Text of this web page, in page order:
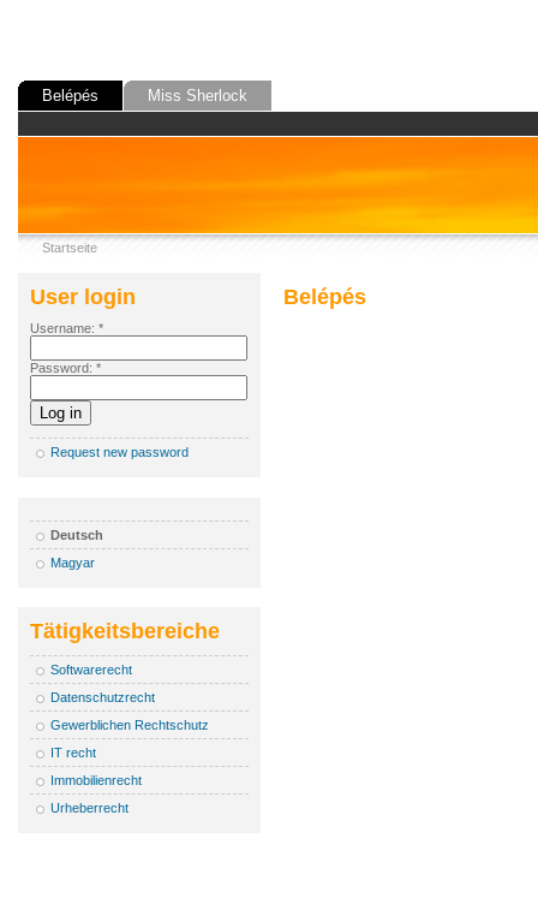
Belépés Miss Sherlock
Startseite
User login
Username: *
Password: *
Request new password
Deutsch
Magyar
Tätigkeitsbereiche
Softwarerecht
Datenschutzrecht
Gewerblichen Rechtschutz
IT recht
Immobilienrecht
Urheberrecht
Belépés